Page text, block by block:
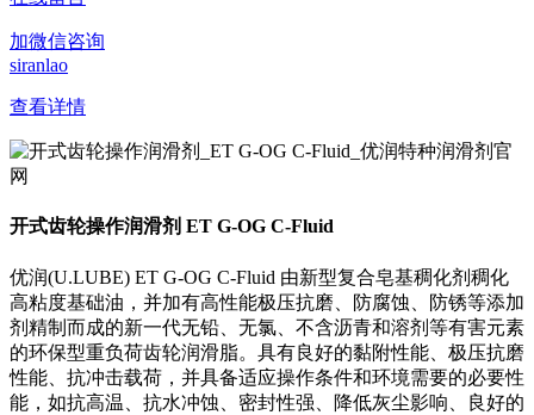
加微信咨询
siranlao
查看详情
开式齿轮操作润滑剂 ET G-OG C-Fluid
优润(U.LUBE) ET G-OG C-Fluid 由新型复合皂基稠化剂稠化
高粘度基础油，并加有高性能极压抗磨、防腐蚀、防锈等添加
剂精制而成的新一代无铅、无氯、不含沥青和溶剂等有害元素
的环保型重负荷齿轮润滑脂。具有良好的黏附性能、极压抗磨
性能、抗冲击载荷，并具备适应操作条件和环境需要的必要性
能，如抗高温、抗水冲蚀、密封性强、降低灰尘影响、良好的